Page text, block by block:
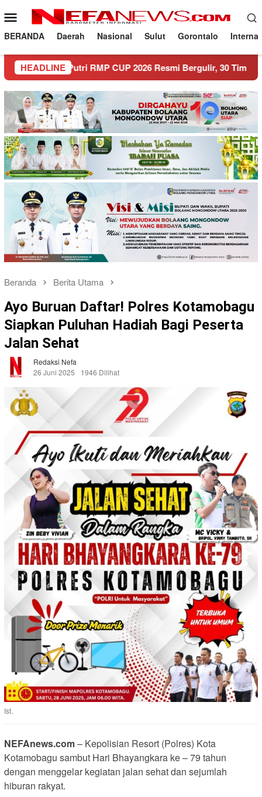
ke
konten
Menu
Mobile
BERANDA Daerah Nasional Sulut Gorontalo
HEADLINE
Putri RMP CUP 2026 Resmi Bergulir, 30 Tim Siap Berlaga!
Beranda Berita Utama
Ayo Buruan Daftar! Polres Kotamobagu
Siapkan Puluhan Hadiah Bagi Peserta
Jalan Sehat
Redaksi Nefa
26 Juni 2025
1946 Dilihat
Ist.
NEFAnews.com– Kepolisian Resort (Polres) Kota
Kotamobagu sambut Hari Bhayangkara ke – 79 tahun
dengan menggelar kegiatan jalan sehat dan sejumlah
hiburan rakyat.